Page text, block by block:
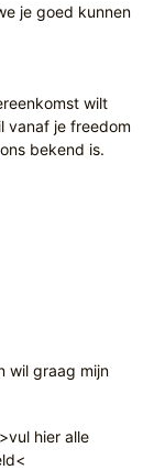
je goed kunnen
wilt
vanaf je freedom
bekend is.
wil graag mijn
hier alle